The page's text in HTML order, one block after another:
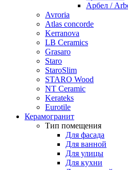
Арбел /
Avroria
Atlas concorde
Kerranova
LB Ceramics
Grasaro
Staro
StaroSlim
STARO Wood
NT Ceramic
Kerateks
Eurotile
Керамогранит
Тип помещения
Для фасада
Для ванной
Для улицы
Для кухни